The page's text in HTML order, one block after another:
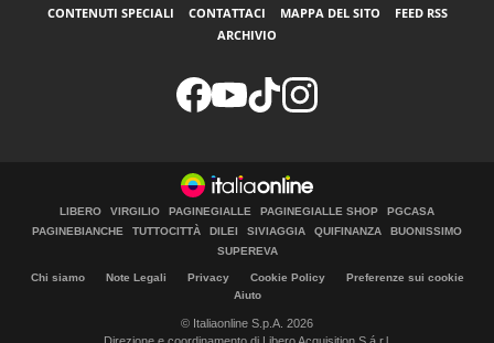
CONTENUTI SPECIALI CONTATTACI MAPPA DEL SITO
FEED RSS
ARCHIVIO
LIBERO VIRGILIO PAGINEGIALLE PAGINEGIALLE SHOP
PGCASA
PAGINEBIANCHE
TUTTOCITTÀ DILEI SIVIAGGIA QUIFINANZA
BUONISSIMO
SUPEREVA
Chi siamo Note Legali Privacy Cookie Policy
Preferenze sui cookie
Aiuto
© Italiaonline S.p.A. 2026